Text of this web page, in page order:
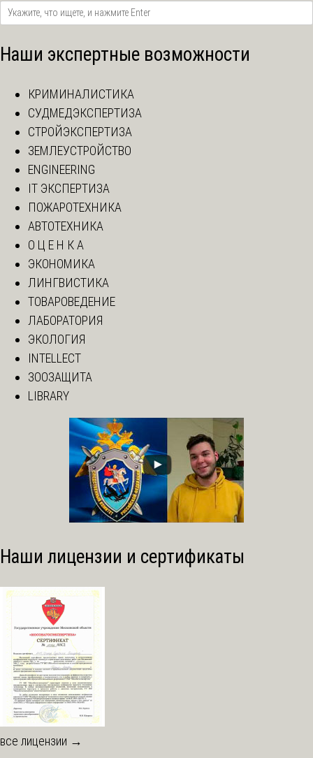
Наши экспертные возможности
КРИМИНАЛИСТИКА
СУДМЕДЭКСПЕРТИЗА
СТРОЙЭКСПЕРТИЗА
ЗЕМЛЕУСТРОЙСТВО
ENGINEERING
IT ЭКСПЕРТИЗА
ПОЖАРОТЕХНИКА
АВТОТЕХНИКА
О Ц Е Н К А
ЭКОНОМИКА
ЛИНГВИСТИКА
ТОВАРОВЕДЕНИЕ
ЛАБОРАТОРИЯ
ЭКОЛОГИЯ
INTELLECT
ЗООЗАЩИТА
LIBRARY
Наши лицензии и сертификаты
все лицензии →